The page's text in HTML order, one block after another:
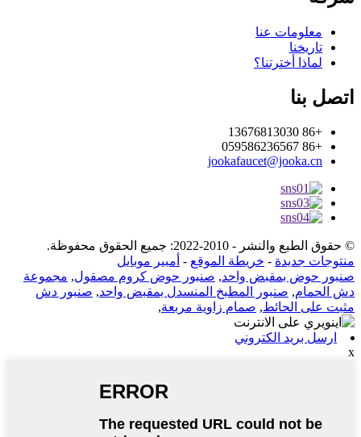
معلومات عنا
تاريخنا
لماذا أخترتنا؟
اتصل بنا
+86 13676813030
+86 059586236567
jookafaucet@jooka.cn
© حقوق الطبع والنشر - 2010-2022: جميع الحقوق محفوظة.
منتوجات جديدة - خريطة الموقع - أمبير موبايل
صنبور حوض بمقبض واحد, صنبور حوض كروم مصقول, مجموعة
دش الحمام, صنبور المطبخ المنسدل بمقبض واحد, صنبور دش
مثبت على الحائط, صمام زاوية مربعة,
ارسل بريد الكتروني
x